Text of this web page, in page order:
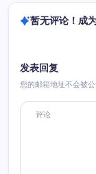
暂无评论！成
发表回复
您的邮箱地址不会被公